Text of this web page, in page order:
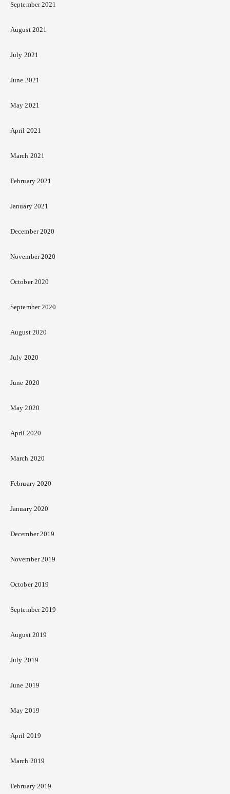
September 2021
August 2021
July 2021
June 2021
May 2021
April 2021
March 2021
February 2021
January 2021
December 2020
November 2020
October 2020
September 2020
August 2020
July 2020
June 2020
May 2020
April 2020
March 2020
February 2020
January 2020
December 2019
November 2019
October 2019
September 2019
August 2019
July 2019
June 2019
May 2019
April 2019
March 2019
February 2019